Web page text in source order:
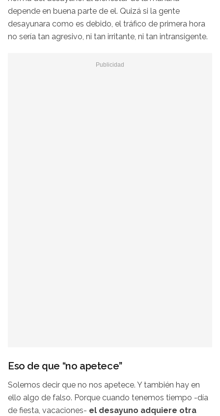
depende en buena parte de el. Quizá si la gente
desayunara como es debido, el tráfico de primera hora
no sería tan agresivo, ni tan irritante, ni tan intransigente.
Eso de que “no apetece”
Solemos decir que no nos apetece. Y también hay en
ello algo de falso. Porque cuando tenemos tiempo -día
de fiesta, vacaciones- el desayuno adquiere otra